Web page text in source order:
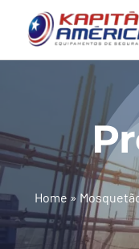
o
Produtos
Calçados
Luvas
Home »